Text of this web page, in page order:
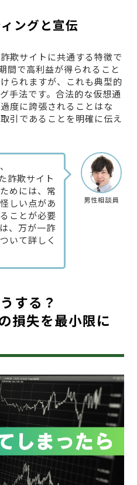
ングと宣伝
欺サイトに共通する特徴で
で高利益が得られること
られますが、これも典型的
手法です。合法的な仮想通
度に誇張されることはな
引であることを明確に伝え
男性相談員
詐欺サイト
めには、常
しい点があ
ことが必要
、万が一詐
いて詳しく
する？
失を最小限に